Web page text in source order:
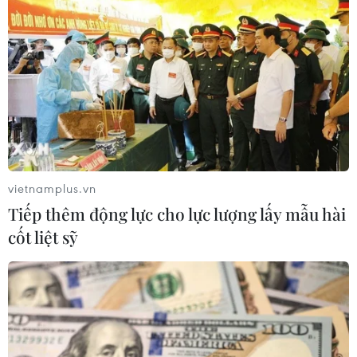
Sửa Luật Trưng mua, trưng dụng tài
sản giải quyết vướng mắc trên thực
tiễn
04/08/2026 13:10
Đề xuất 5 nhóm chính sách sửa đổi
Luật Trưng mua, trưng dụng tài sản
UBS bị phạt 125 triệu USD vì vi phạm
luật chống rửa tiền
04/08/2026 04:58
vietnamplus.vn
Tiếp thêm động lực cho lực lượng lấy mẫu hài
cốt liệt sỹ